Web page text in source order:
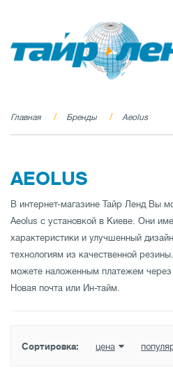
Главная Бренды Aeolus
AEOLUS
В интернет-магазине Тайр Ленд Вы
Aeolus с установкой в Киеве. Они
характеристики и улучшенный
технологиям из качественной
можете наложенным платежем через
Новая почта или Ин-тайм.
Сортировка: цена